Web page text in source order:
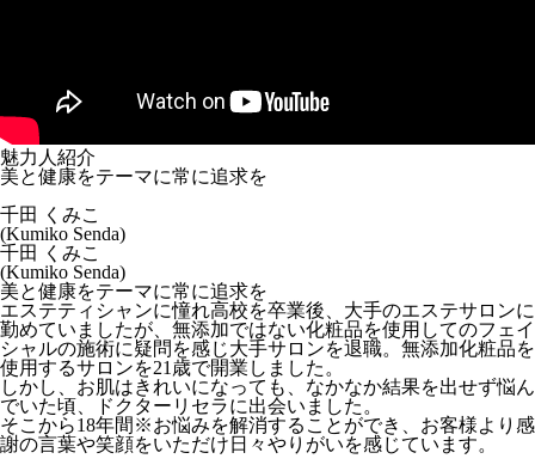
魅力人紹介
美と健康をテーマに常に追求を
千田 くみこ
(Kumiko Senda)
千田 くみこ
(Kumiko Senda)
美と健康をテーマに常に追求を
エステティシャンに憧れ高校を卒業後、大手のエステサロンに
勤めていましたが、無添加ではない化粧品を使用してのフェイ
シャルの施術に疑問を感じ大手サロンを退職。無添加化粧品を
使用するサロンを21歳で開業しました。
しかし、お肌はきれいになっても、なかなか結果を出せず悩ん
でいた頃、ドクターリセラに出会いました。
そこから18年間※お悩みを解消することができ、お客様より感
謝の言葉や笑顔をいただけ日々やりがいを感じています。